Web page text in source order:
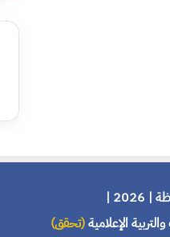
|
الإعلامية(تحقق)